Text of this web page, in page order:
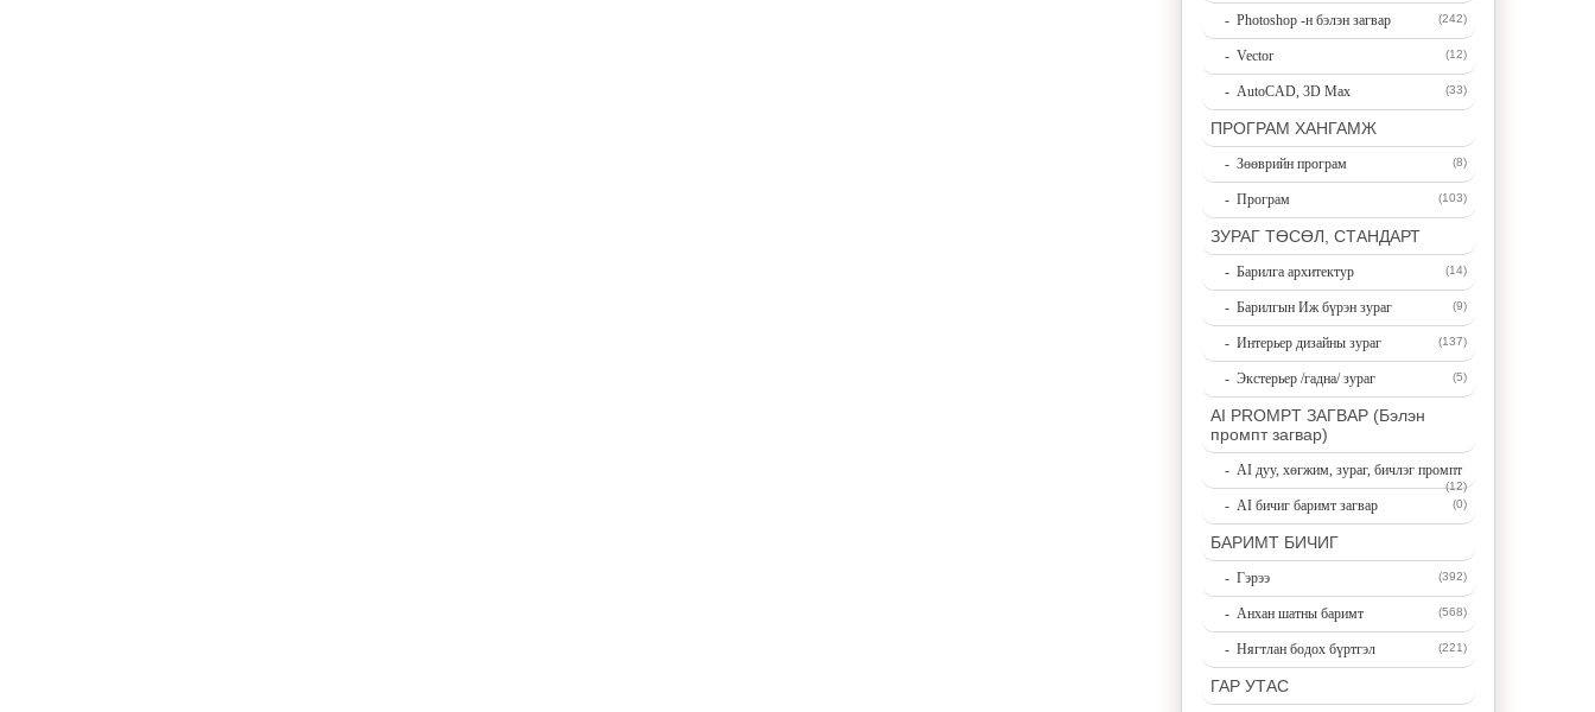
- Photoshop -н бэлэн загвар (242)
- Vector (12)
- AutoCAD, 3D Max (33)
ПРОГРАМ ХАНГАМЖ
- Зөөврийн програм (8)
- Програм (103)
ЗУРАГ ТӨСӨЛ, СТАНДАРТ
- Барилга архитектур (14)
- Барилгын Иж бүрэн зураг (9)
- Интерьер дизайны зураг (137)
- Экстерьер /гадна/ зураг (5)
AI PROMPT ЗАГВАР (Бэлэн
промпт загвар)
- AI дуу, хөгжим, зураг, бичлэг промпт
(12)
- AI бичиг баримт загвар (0)
БАРИМТ БИЧИГ
- Гэрээ (392)
- Анхан шатны баримт (568)
- Нягтлан бодох бүртгэл (221)
ГАР УТАС